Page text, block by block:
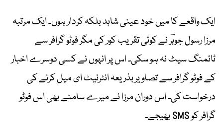
ایک واقعے کا میں خود عینی شاہد بلکہ کردار ہوں۔ ایک مرتبہ
مرزا رسول جوہؔر نے کوئی تقریب کور کی مگر فوٹو گرافر سے
ٹائمنگ سیٹ نہ ہو سکی۔ اس پر انہوں نے کسی دوسرے اخبار
کے فوٹو گرافر سے تصاویر بذریعہ انٹرنیٹ ای میل کرنے کی
درخواست کی۔ اس دوران مرزا نے میرے سامنے بھی اس فوٹو
گرافر کو SMS بھیجے۔